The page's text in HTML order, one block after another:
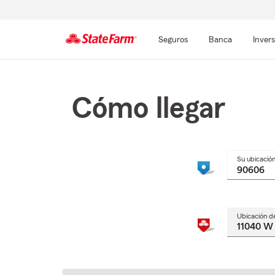
Seguros Banca
Cómo llegar
Su ubicación
Ubicación